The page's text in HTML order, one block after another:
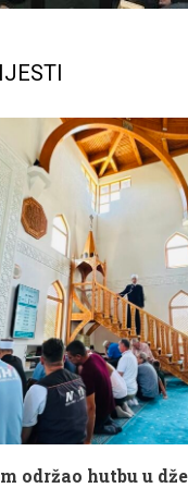
održao hutbu u